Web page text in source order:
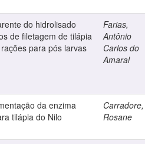
do hidrolisado
de filetagem de tilápia
para pós larvas
Farias,
Antônio
Carlos do
Amaral
da enzima
tilápia do Nilo
Carradore,
Rosane